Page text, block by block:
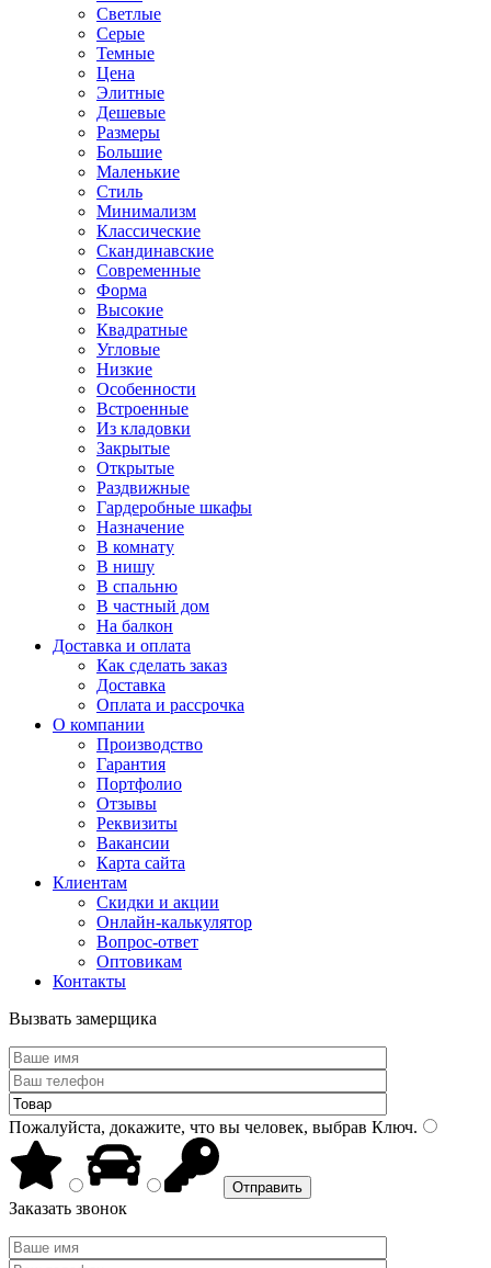
Светлые
Серые
Темные
Цена
Элитные
Дешевые
Размеры
Большие
Маленькие
Стиль
Минимализм
Классические
Скандинавские
Современные
Форма
Высокие
Квадратные
Угловые
Низкие
Особенности
Встроенные
Из кладовки
Закрытые
Открытые
Раздвижные
Гардеробные шкафы
Назначение
В комнату
В нишу
В спальню
В частный дом
На балкон
Доставка и оплата
Как сделать заказ
Доставка
Оплата и рассрочка
О компании
Производство
Гарантия
Портфолио
Отзывы
Реквизиты
Вакансии
Карта сайта
Клиентам
Скидки и акции
Онлайн-калькулятор
Вопрос-ответ
Оптовикам
Контакты
Вызвать замерщика
Пожалуйста, докажите, что вы человек, выбрав Ключ.
Заказать звонок